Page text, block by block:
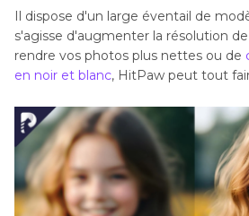
Il dispose d'un large éventail de
s'agisse d'augmenter la résolution
rendre vos photos plus nettes ou de
en noir et blanc, HitPaw peut tout